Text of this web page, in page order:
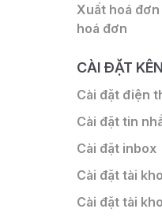
Xuất hoá
hoá đơn
CÀI ĐẶT
Cài đặt điện
Cài đặt tin
Cài đặt inbox
Cài đặt tài
Cài đặt tài